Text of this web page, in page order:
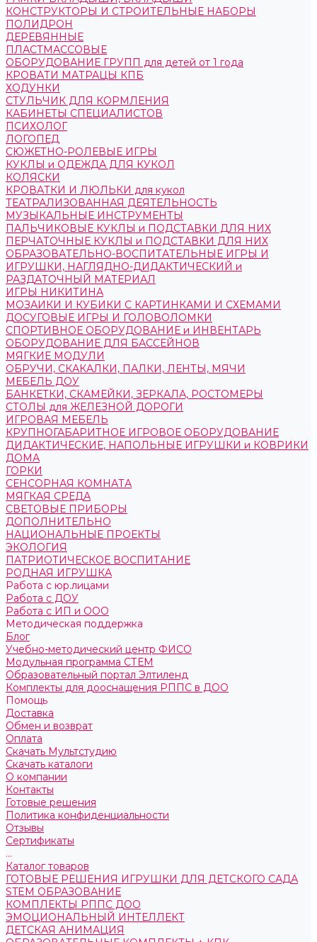
КОНСТРУКТОРЫ И СТРОИТЕЛЬНЫЕ НАБОРЫ
ПОЛИДРОН
ДЕРЕВЯННЫЕ
ПЛАСТМАССОВЫЕ
ОБОРУДОВАНИЕ ГРУПП для детей от 1 года
КРОВАТИ МАТРАЦЫ КПБ
ХОДУНКИ
СТУЛЬЧИК ДЛЯ КОРМЛЕНИЯ
КАБИНЕТЫ СПЕЦИАЛИСТОВ
ПСИХОЛОГ
ЛОГОПЕД
СЮЖЕТНО-РОЛЕВЫЕ ИГРЫ
КУКЛЫ и ОДЕЖДА ДЛЯ КУКОЛ
КОЛЯСКИ
КРОВАТКИ И ЛЮЛЬКИ для кукол
ТЕАТРАЛИЗОВАННАЯ ДЕЯТЕЛЬНОСТЬ
МУЗЫКАЛЬНЫЕ ИНСТРУМЕНТЫ
ПАЛЬЧИКОВЫЕ КУКЛЫ и ПОДСТАВКИ ДЛЯ НИХ
ПЕРЧАТОЧНЫЕ КУКЛЫ и ПОДСТАВКИ ДЛЯ НИХ
ОБРАЗОВАТЕЛЬНО-ВОСПИТАТЕЛЬНЫЕ ИГРЫ И
ИГРУШКИ, НАГЛЯДНО-ДИДАКТИЧЕСКИЙ и
РАЗДАТОЧНЫЙ МАТЕРИАЛ
ИГРЫ НИКИТИНА
МОЗАИКИ И КУБИКИ С КАРТИНКАМИ И СХЕМАМИ
ДОСУГОВЫЕ ИГРЫ И ГОЛОВОЛОМКИ
СПОРТИВНОЕ ОБОРУДОВАНИЕ и ИНВЕНТАРЬ
ОБОРУДОВАНИЕ ДЛЯ БАССЕЙНОВ
МЯГКИЕ МОДУЛИ
ОБРУЧИ, СКАКАЛКИ, ПАЛКИ, ЛЕНТЫ, МЯЧИ
МЕБЕЛЬ ДОУ
БАНКЕТКИ, СКАМЕЙКИ, ЗЕРКАЛА, РОСТОМЕРЫ
СТОЛЫ для ЖЕЛЕЗНОЙ ДОРОГИ
ИГРОВАЯ МЕБЕЛЬ
КРУПНОГАБАРИТНОЕ ИГРОВОЕ ОБОРУДОВАНИЕ
ДИДАКТИЧЕСКИЕ, НАПОЛЬНЫЕ ИГРУШКИ и КОВРИКИ
ДОМА
ГОРКИ
СЕНСОРНАЯ КОМНАТА
МЯГКАЯ СРЕДА
СВЕТОВЫЕ ПРИБОРЫ
ДОПОЛНИТЕЛЬНО
НАЦИОНАЛЬНЫЕ ПРОЕКТЫ
ЭКОЛОГИЯ
ПАТРИОТИЧЕСКОЕ ВОСПИТАНИЕ
РОДНАЯ ИГРУШКА
Работа с юр.лицами
Работа с ДОУ
Работа с ИП и ООО
Методическая поддержка
Блог
Учебно-методический центр ФИСО
Модульная программа СТЕМ
Образовательный портал Элтиленд
Комплекты для дооснащения РППС в ДОО
Помощь
Доставка
Обмен и возврат
Оплата
Скачать Мультстудию
Скачать каталоги
О компании
Контакты
Готовые решения
Политика конфиденциальности
Отзывы
Сертификаты
...
Каталог товаров
ГОТОВЫЕ РЕШЕНИЯ ИГРУШКИ ДЛЯ ДЕТСКОГО САДА
STEM ОБРАЗОВАНИЕ
КОМПЛЕКТЫ РППС ДОО
ЭМОЦИОНАЛЬНЫЙ ИНТЕЛЛЕКТ
ДЕТСКАЯ АНИМАЦИЯ